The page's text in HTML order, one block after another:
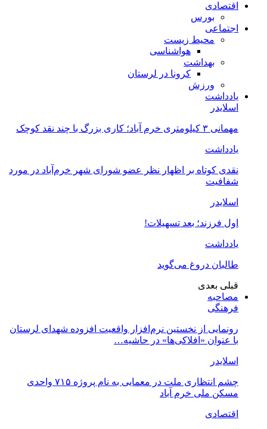
اقتصادی
بورس
اجتماعی
محیط زیست
هواشناسی
بهداشت
کرونا در لرستان
ورزش
یادداشت
اسلایدر
مهمانی ۳ کیلومتری خرم آباد؛ کاری بزرگ با چند نقد کوچک
یادداشت
نقدی کوتاه بر اظهار نظر عضو شورای شهر خرم‌آباد در مورد
شفافیت
اسلایدر
اول فرزند؛ بعد تسهیلات!
یادداشت
طالبان دروغ می‌گوید
قبلی بعدی
مصاحبه
فرهنگی
رونمایی از نخستین نرم‌افزار واقعیت افزوده شهدای لرستان
با عنوان «افلاکی‌ها» در حاشیه…
اسلایدر
چشم انتظاری ملت در معمایی به نام پروژه ۷۱۵ واحدی
مسکن ملی خرم آباد
اقتصادی